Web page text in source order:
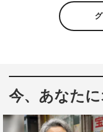
気ブラを着こなし、
違う印象の、より女
PEACH JOHN公式
ー動画も公開されて
今、あなた